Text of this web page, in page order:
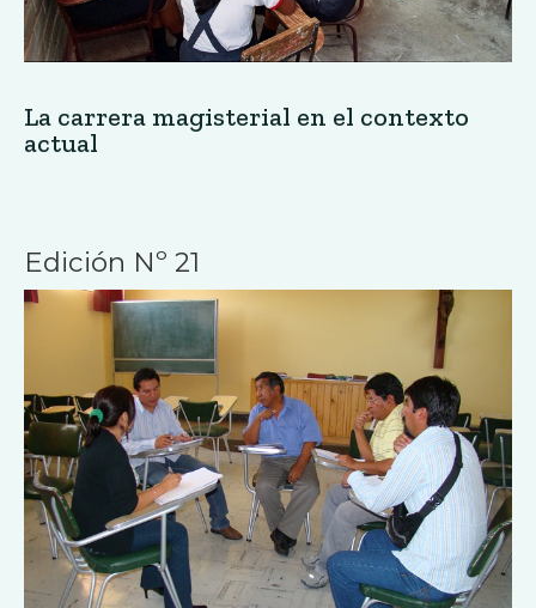
La carrera magisterial en el contexto
actual
Edición Nº 21